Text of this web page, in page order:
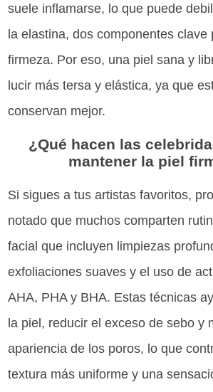
suele inflamarse, lo que puede
la elastina, dos componentes clave
firmeza. Por eso, una piel sana y
lucir más tersa y elástica, ya que
conservan mejor.
¿Qué hacen las
mantener la piel
Si sigues a tus artistas favoritos,
notado que muchos comparten
facial que incluyen limpiezas
exfoliaciones suaves y el uso de
AHA, PHA y BHA. Estas técnicas
la piel, reducir el exceso de sebo y
apariencia de los poros, lo que
textura más uniforme y una